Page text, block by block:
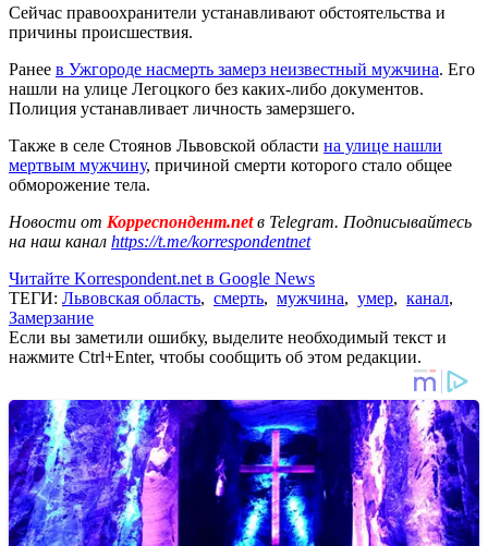
Сейчас правоохранители устанавливают обстоятельства и
причины происшествия.
Ранее в Ужгороде насмерть замерз неизвестный мужчина. Его
нашли на улице Легоцкого без каких-либо документов.
Полиция устанавливает личность замерзшего.
Также в селе Стоянов Львовской области на улице нашли
мертвым мужчину, причиной смерти которого стало общее
обморожение тела.
Новости от Корреспондент.netв Telegram. Подписывайтесь
на наш канал https://t.me/korrespondentnet
Читайте Korrespondent.net в Google News
ТЕГИ: Львовская область, смерть, мужчина, умер, канал,
Замерзание
Если вы заметили ошибку, выделите необходимый текст и
нажмите Ctrl+Enter, чтобы сообщить об этом редакции.